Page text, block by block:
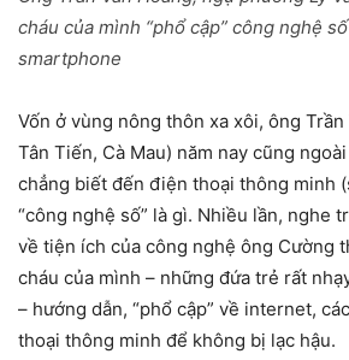
cháu của mình “phổ cập” công nghệ
smartphone
Vốn ở vùng nông thôn xa xôi, ông
Tân Tiến, Cà Mau) năm nay cũng
chẳng biết đến điện thoại thông minh
“công nghệ số” là gì. Nhiều lần, nghe
về tiện ích của công nghệ ông Cường
cháu của mình – những đứa trẻ rất
– hướng dẫn, “phổ cập” về internet,
thoại thông minh để không bị lạc hậu.